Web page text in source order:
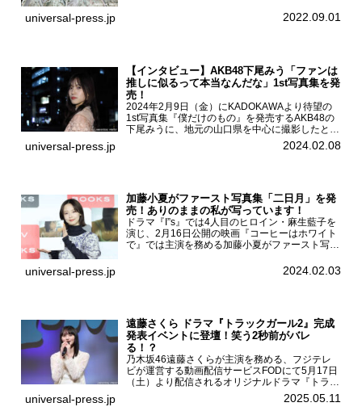
る一夜限りのライブイベント「ファイナリスト
universal-press.jp 2022.09.01
【インタビュー】AKB48下尾みう「ファンは
推しに似るって本当なんだな」1st写真集を発
売！
2024年2月9日（金）にKADOKAWAより待望の
1st写真集『僕だけのもの』を発売するAKB48の
下尾みうに、地元の山口県を中心に撮影したとい
う今回の写真集についてインタビューをお願いし
た。1st写真集『僕だけのもの』を発売する
universal-press.jp 2024.02.08
加藤小夏がファースト写真集「二日月」を発
売！ありのままの私が写っています！
ドラマ『I”s』では4人目のヒロイン・麻生藍子を
演じ、2月16日公開の映画『コーヒーはホワイト
で』では主演を務める加藤小夏がファースト写真
記念イベントをHMV＆BOOKS SHIBUYAで開催
universal-press.jp 2024.02.03
遠藤さくら ドラマ『トラックガール2』完成
発表イベントに登壇！笑う2秒前がバレ
る！？
乃木坂46遠藤さくらが主演を務める、フジテレ
ビが運営する動画配信サービスFODにて5月17日
（土）より配信されるオリジナルドラマ『トラッ
クガール2』の完成発表イベントが５月10日
（土）都内で開催された。FODドラマ『トラック
universal-press.jp 2025.05.11